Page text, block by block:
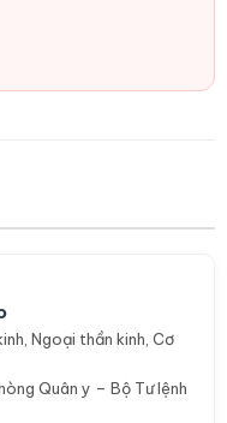
Ngoại thần kinh Cơ
Quân y – Bộ Tư lệnh